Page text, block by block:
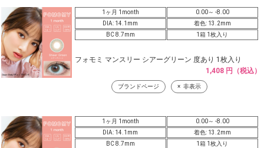
1ヶ月 1month
0.00～ -8.00
DIA: 14.1mm
着色: 13.2mm
BC 8.7mm
1箱 1枚入り
フォモミ マンスリー シアーグリーン 度あり 1枚入り
1,408 円（税込）
ブランドページ 非表示
1ヶ月 1month
0.00～ -8.00
DIA: 14.1mm
着色: 13.2mm
BC 8.7mm
1箱 1枚入り